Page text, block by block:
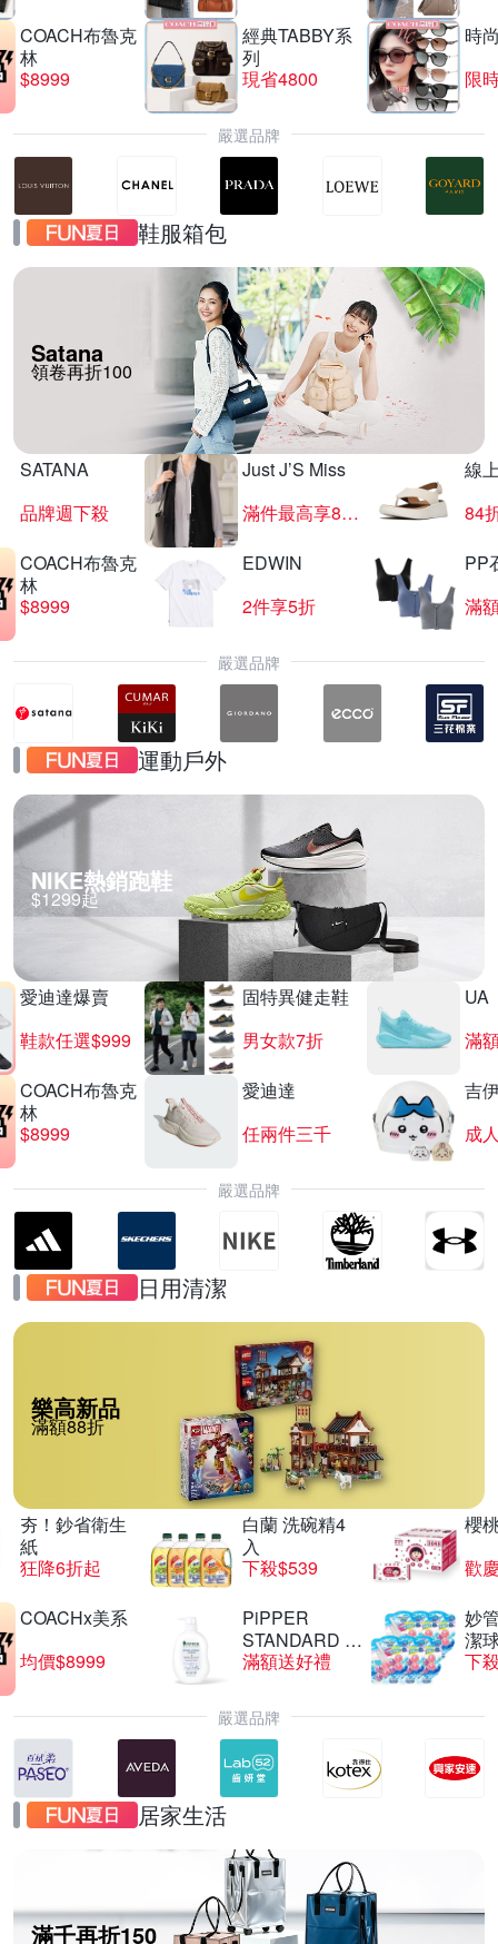
UPS不斷電系統限時95折
滿1件享95折
COACH布魯克
林
$8999
經典TABBY系
列
現省4800
時
限
嚴選品牌
鞋服箱包
Satana
領卷再折100
SATANA
品牌週下殺
Just J’S Miss
滿件最高享85折
線
84
COACH布魯克
林
$8999
EDWIN
2件享5折
PP
滿
嚴選品牌
運動戶外
NIKE熱銷跑鞋
$1299起
愛迪達爆賣
鞋款任選$999
固特異健走鞋
男女款7折
UA
滿
COACH布魯克
林
$8999
愛迪達
任兩件三千
吉
嚴選品牌
日用清潔
樂高新品
滿額88折
夯！鈔省衛生
紙
狂降6折起
白蘭 洗碗精4
入
下殺$539
櫻
歡
COACHx美系
均價$8999
PiPPER
STANDARD 沛
柏
滿額送好禮
妙
潔
下
嚴選品牌
居家生活
滿千再折150